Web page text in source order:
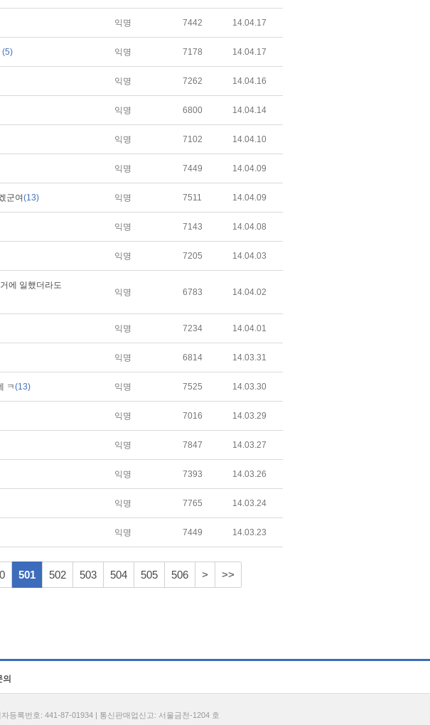
익명 7442 14.04.17
(5) 익명 7178 14.04.17
익명 7262 14.04.16
익명 6800 14.04.14
익명 7102 14.04.10
익명 7449 14.04.09
군여(13) 익명 7511 14.04.09
익명 7143 14.04.08
익명 7205 14.04.03
에 일했더라도
익명 6783 14.04.02
익명 7234 14.04.01
익명 6814 14.03.31
ㅋ(13) 익명 7525 14.03.30
익명 7016 14.03.29
익명 7847 14.03.27
익명 7393 14.03.26
익명 7765 14.03.24
익명 7449 14.03.23
501 502 503 504 505 506 > >>
등록번호: 441-87-01934 | 통신판매업신고: 서울금천-1204 호